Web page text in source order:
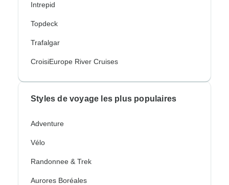
Intrepid
Topdeck
Trafalgar
CroisiEurope River Cruises
Styles de voyage les plus populaires
Adventure
Vélo
Randonnee & Trek
Aurores Boréales